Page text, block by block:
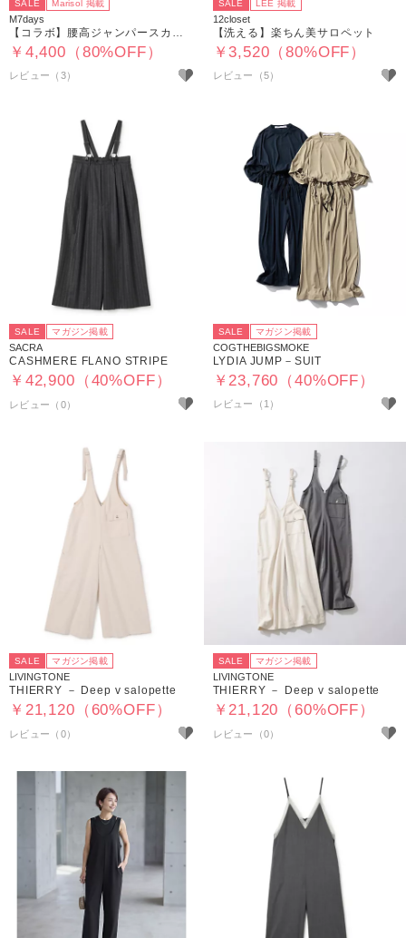
SALE Marisol 掲載
M7days
￥4,400（80%OFF）
レビュー（3）
SALE LEE 掲載
12closet
【洗える】楽ちん美サロペット
￥3,520（80%OFF）
レビュー（5）
SALE マガジン掲載
SACRA
CASHMERE FLANO STRIPE
￥42,900（40%OFF）
SALE マガジン掲載
COGTHEBIGSMOKE
LYDIA JUMP－SUIT
￥23,760（40%OFF）
レビュー（1）
SALE マガジン掲載
LIVINGTONE
THIERRY － Deep v salopette
￥21,120（60%OFF）
SALE マガジン掲載
LIVINGTONE
THIERRY － Deep v salopette
￥21,120（60%OFF）